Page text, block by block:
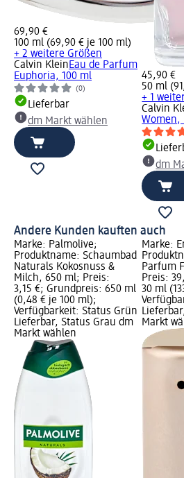
69,90 €
100 ml (69,90 € je 100 ml)
+ 2 weitere Größen
Calvin KleinEau de Parfum
Euphoria, 100 ml
(0)
Lieferbar
dm Markt wählen
45,90 €
50 ml
+ 1
Calvin
Women,
dm
Andere Kunden kauften auch
Marke: Palmolive;
Produktname: Schaumbad
Naturals Kokosnuss &
Milch, 650 ml; Preis:
3,15 €; Grundpreis: 650 ml
(0,48 € je 100 ml);
Verfügbarkeit: Status Grün
Lieferbar, Status Grau dm
Markt wählen
Marke:
Parfum
Preis:
30 ml
Markt